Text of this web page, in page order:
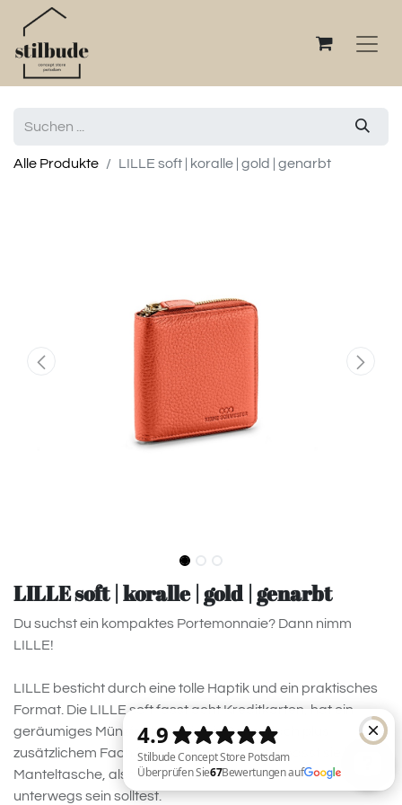
Alle Produkte LILLE soft | koralle | gold | genarbt
LILLE soft | koralle | gold | genarbt
Du suchst ein kompaktes Portemonnaie? Dann nimm
LILLE!
LILLE besticht durch eine tolle Haptik und ein praktisches
Format. Die LILLE soft fasst acht Kreditkarten, hat ein
geräumiges Münzfach, sowie ein Scheinfach plus
zusätzlichem Fach für Belege. Gleichzeitig passt sie in jede
Manteltasche, also ideal, wenn du ohne Handtasche
unterwegs sein solltest.